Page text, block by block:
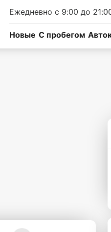
Ежедневно с 9:00 до
Новые C пробегом